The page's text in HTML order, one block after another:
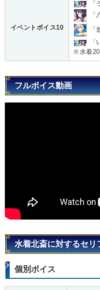
イベントボイス10
※水着
フルボイス動画
水着北斎に対するセリ
個別ボイス